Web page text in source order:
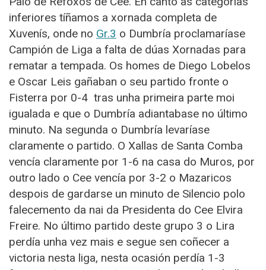
inferiores tíñamos a xornada completa de
Xuvenís, onde no Gr.3 o Dumbría proclamaríase
Campión de Liga a falta de dúas Xornadas para
rematar a tempada. Os homes de Diego Lobelos
e Oscar Leis gañaban o seu partido fronte o
Fisterra por 0-4 tras unha primeira parte moi
igualada e que o Dumbría adiantabase no último
minuto. Na segunda o Dumbría levaríase
claramente o partido. O Xallas de Santa Comba
vencía claramente por 1-6 na casa do Muros, por
outro lado o Cee vencía por 3-2 o Mazaricos
despois de gardarse un minuto de Silencio polo
falecemento da nai da Presidenta do Cee Elvira
Freire. No último partido deste grupo 3 o Lira
perdía unha vez mais e segue sen coñecer a
victoria nesta liga, nesta ocasión perdía 1-3